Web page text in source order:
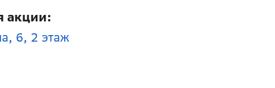
акции:
6, 2 этаж